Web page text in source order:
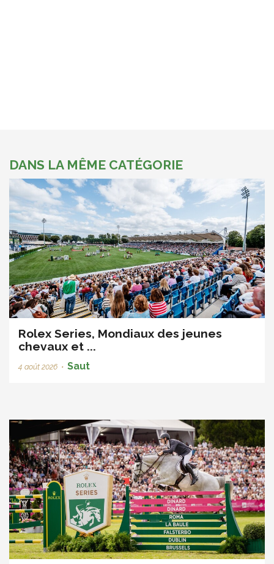
DANS LA MÊME CATÉGORIE
Rolex Series, Mondiaux des jeunes
chevaux et ...
4 août 2026 • Saut